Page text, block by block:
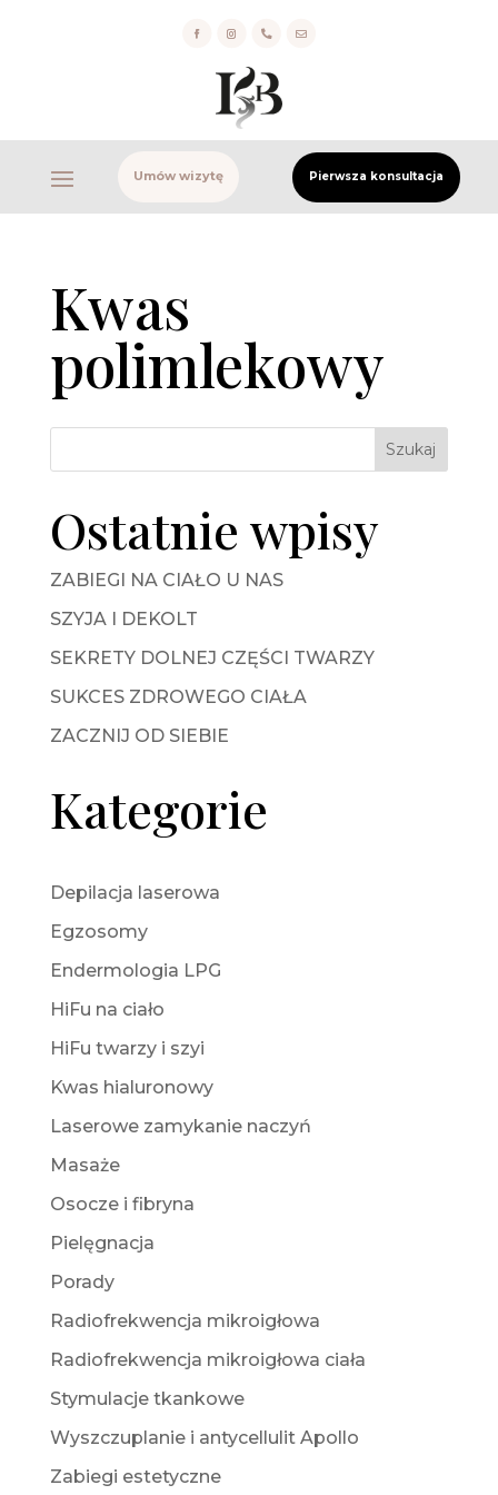
 
Umów wizytę Pierwsza konsultacja
Kwas
polimlekowy
Szukaj
Ostatnie wpisy
ZABIEGI NA CIAŁO U NAS
SZYJA I DEKOLT
SEKRETY DOLNEJ CZĘŚCI TWARZY
SUKCES ZDROWEGO CIAŁA
ZACZNIJ OD SIEBIE
Kategorie
Depilacja laserowa
Egzosomy
Endermologia LPG
HiFu na ciało
HiFu twarzy i szyi
Kwas hialuronowy
Laserowe zamykanie naczyń
Masaże
Osocze i fibryna
Pielęgnacja
Porady
Radiofrekwencja mikroigłowa
Radiofrekwencja mikroigłowa ciała
Stymulacje tkankowe
Wyszczuplanie i antycellulit Apollo
Zabiegi estetyczne